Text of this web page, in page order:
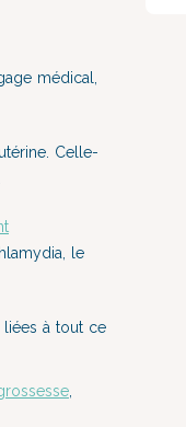
médical,
Celle-
le
liées à tout ce